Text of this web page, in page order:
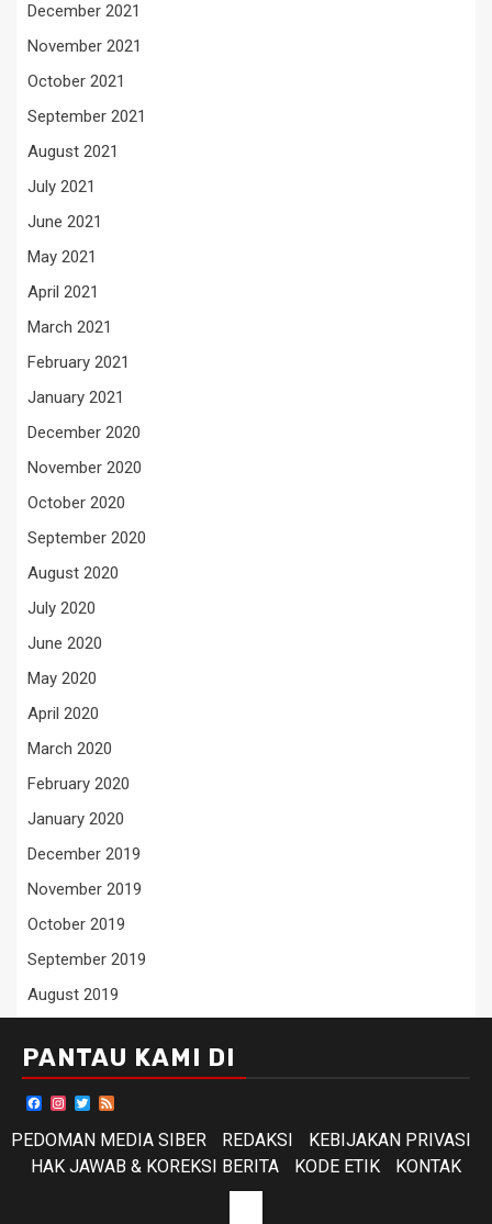
December 2021
November 2021
October 2021
September 2021
August 2021
July 2021
June 2021
May 2021
April 2021
March 2021
February 2021
January 2021
December 2020
November 2020
October 2020
September 2020
August 2020
July 2020
June 2020
May 2020
April 2020
March 2020
February 2020
January 2020
December 2019
November 2019
October 2019
September 2019
August 2019
PANTAU KAMI DI
Facebook
Instagram
Twitter
PEDOMAN MEDIA SIBER
REDAKSI
KEBIJAKAN PRIVASI
HAK JAWAB & KOREKSI BERITA
KODE ETIK KONTAK